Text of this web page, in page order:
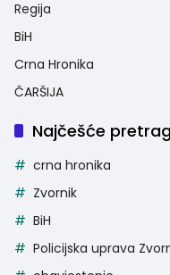
Regija
BiH
Crna Hronika
ČARŠIJA
Najčešće
crna hronika
Zvornik
BiH
Policijska uprava